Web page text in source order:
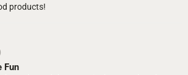
products!
Fun